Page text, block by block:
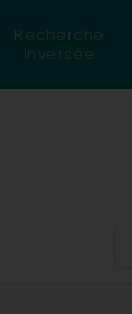
Recherche
inversée